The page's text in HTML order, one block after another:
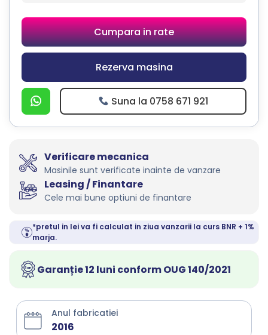
Cumpara in rate
Rezerva masina
Suna la 0758 671 921
Verificare mecanica
Masinile sunt verificate inainte de vanzare
Leasing / Finantare
Cele mai bune optiuni de finantare
*pretul in lei va fi calculat in ziua vanzarii la curs BNR + 1%
marja.
Garanție 12 luni conform OUG 140/2021
Anul fabricatiei
2016